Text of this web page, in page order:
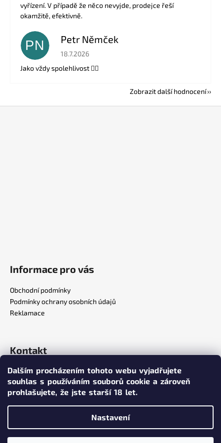
Dalším procházením tohoto webu vyjadřujete
souhlas s používáním souborů cookie a zároveň
prohlašujete, že jste starší 18 let.
Nastavení
vyřízení. V případě že něco nevyjde, prodejce řeší
okamžitě, efektivně.
PN Petr Němček
Hodnocení obchodu je 5 z 5 hvězdiček.
18.7.2026
Jako vždy spolehlivost 👍🏻
Zobrazit další hodnocení
Informace pro vás
Obchodní podmínky
Podmínky ochrany osobních údajů
Reklamace
Kontakt
info @poppersy.cz
+420 734 256 636
poppersy.cz